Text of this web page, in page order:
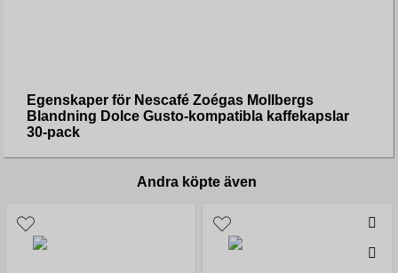
Egenskaper för Nescafé Zoégas Mollbergs
Blandning Dolce Gusto-kompatibla kaffekapslar
30-pack
Andra köpte även